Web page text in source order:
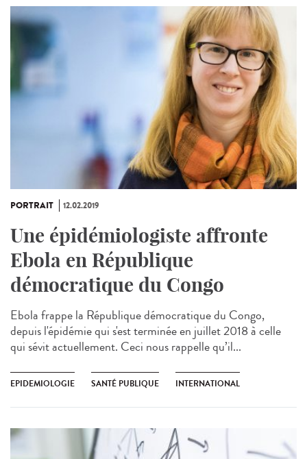
PORTRAIT 12.02.2019
Une épidémiologiste affronte
Ebola en République
démocratique du Congo
Ebola frappe la République démocratique du Congo,
depuis l'épidémie qui s'est terminée en juillet 2018 à celle
qui sévit actuellement. Ceci nous rappelle qu’il...
EPIDEMIOLOGIE SANTÉ PUBLIQUE INTERNATIONAL